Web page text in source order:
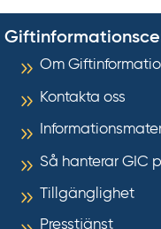
Om
Kontakta oss
Så hanterar GIC
Tillgänglighet
Presstjänst